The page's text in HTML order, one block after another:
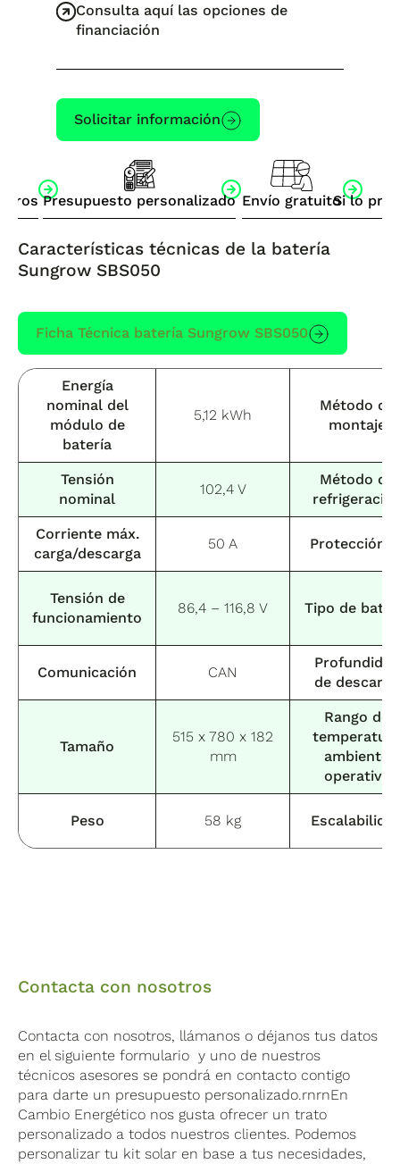
Consulta aquí las opciones de
financiación
Solicitar información
Presupuesto personalizado Envío gratuitoSi lo
Características técnicas de la batería
Sungrow SBS050
Ficha Técnica batería Sungrow SBS050
Energía
nominal del
módulo de
batería
5,12 kWh
Método de
montaje
Tensión
nominal
102,4 V
Método de
Corriente máx.
carga/descarga
50 A Protección
Tensión de
funcionamiento
86,4 – 116,8 V Tipo de
Comunicación CAN
Profundidad
de descarga
Tamaño
515 x 780 x 182
mm
Rango de
ambiente
operativa
Peso 58 kg
Contacta con nosotros
Contacta con nosotros, llámanos o déjanos tus datos
en el siguiente formulario y uno de nuestros
técnicos asesores se pondrá en contacto contigo
para darte un presupuesto personalizado.rnrnEn
Cambio Energético nos gusta ofrecer un trato
personalizado a todos nuestros clientes. Podemos
personalizar tu kit solar en base a tus necesidades,